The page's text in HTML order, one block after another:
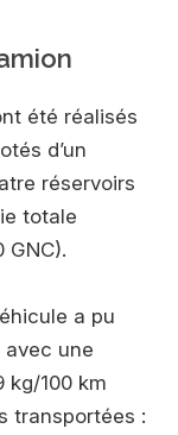
été réalisés
d’un
réservoirs
totale
GNC).
a pu
une
kg/100 km
transportées :